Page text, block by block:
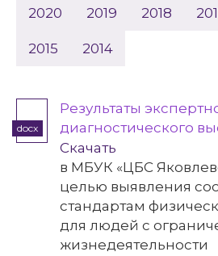
2020 2019 2018
2015 2014
docx
Результаты
диагностического
Скачать
в МБУК «ЦБС
целью выявления
стандартам
для людей с
жизнедеятельности